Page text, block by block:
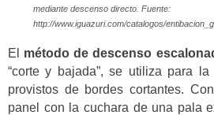
mediante descenso directo. Fuente:
http://www.iguazuri.com/catalogos/
El método de descenso
“corte y bajada”, se utiliza para
provistos de bordes cortantes.
panel con la cuchara de una pala